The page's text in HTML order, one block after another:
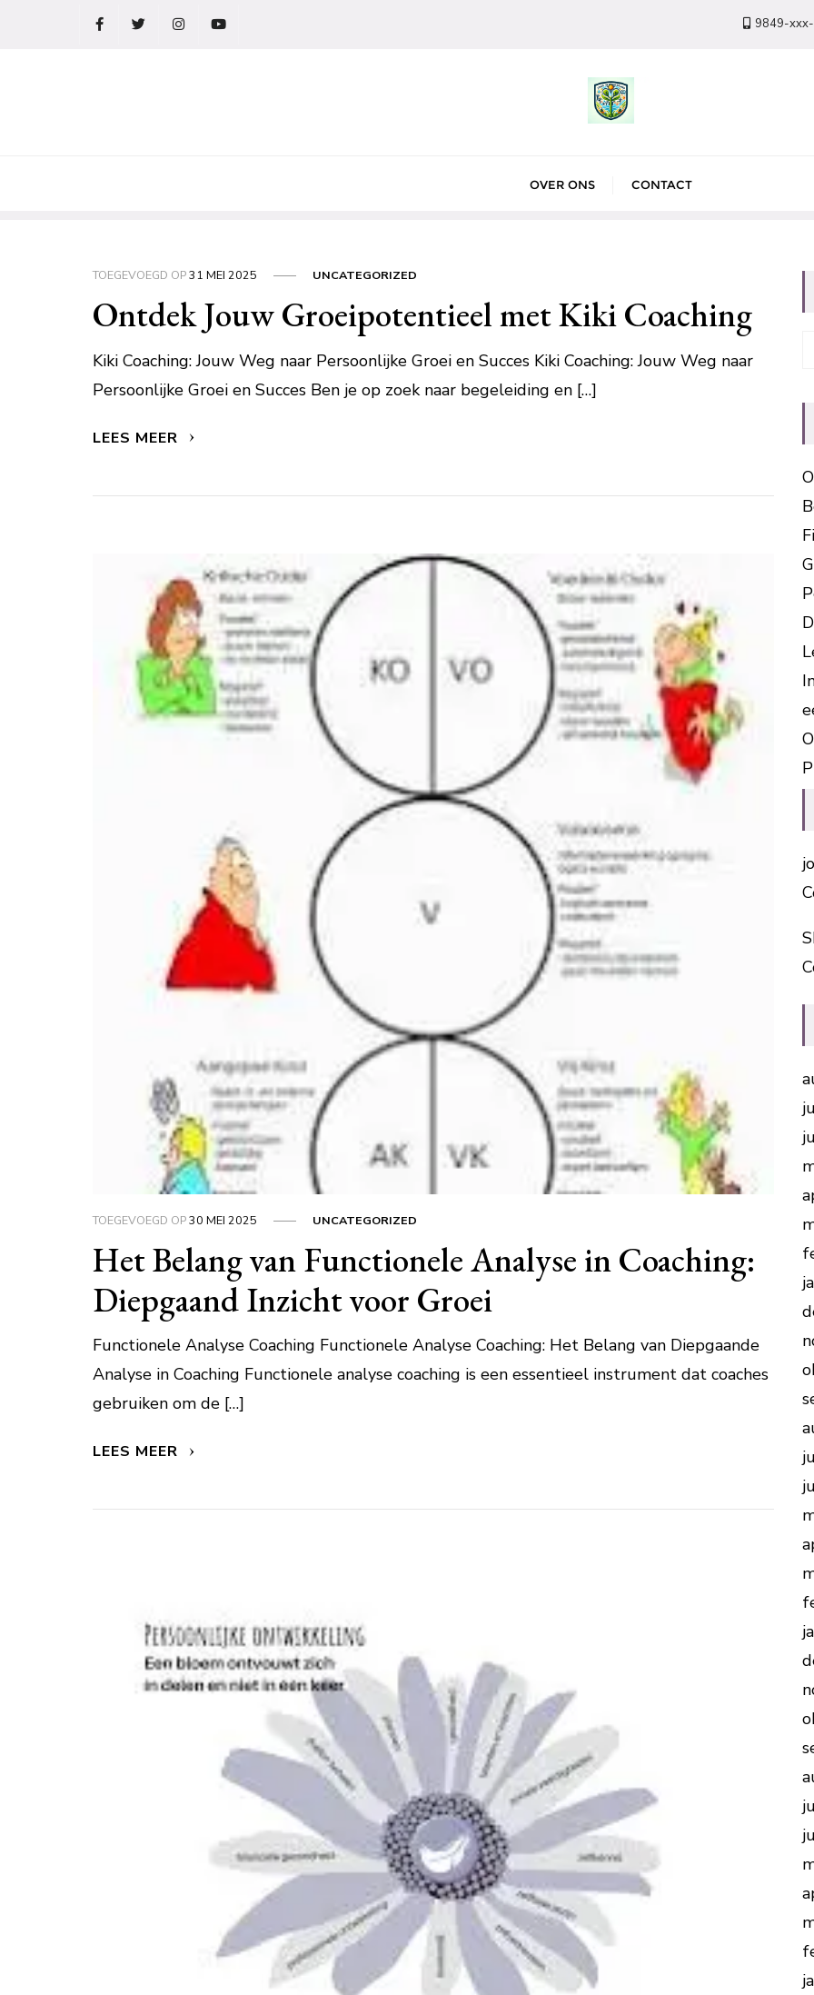
9849-
OVER ONS CONTACT
TOEGEVOEGD OP31 MEI 2025 UNCATEGORIZED
Ontdek Jouw Groeipotentieel met Kiki Coaching
Kiki Coaching: Jouw Weg naar Persoonlijke Groei en Succes Kiki Coaching: Jouw Weg naar
Persoonlijke Groei en Succes Ben je op zoek naar begeleiding en […]
LEES MEER
TOEGEVOEGD OP30 MEI 2025 UNCATEGORIZED
Het Belang van Functionele Analyse in Coaching:
Diepgaand Inzicht voor Groei
Functionele Analyse Coaching Functionele Analyse Coaching: Het Belang van Diepgaande
Analyse in Coaching Functionele analyse coaching is een essentieel instrument dat coaches
gebruiken om de […]
LEES MEER